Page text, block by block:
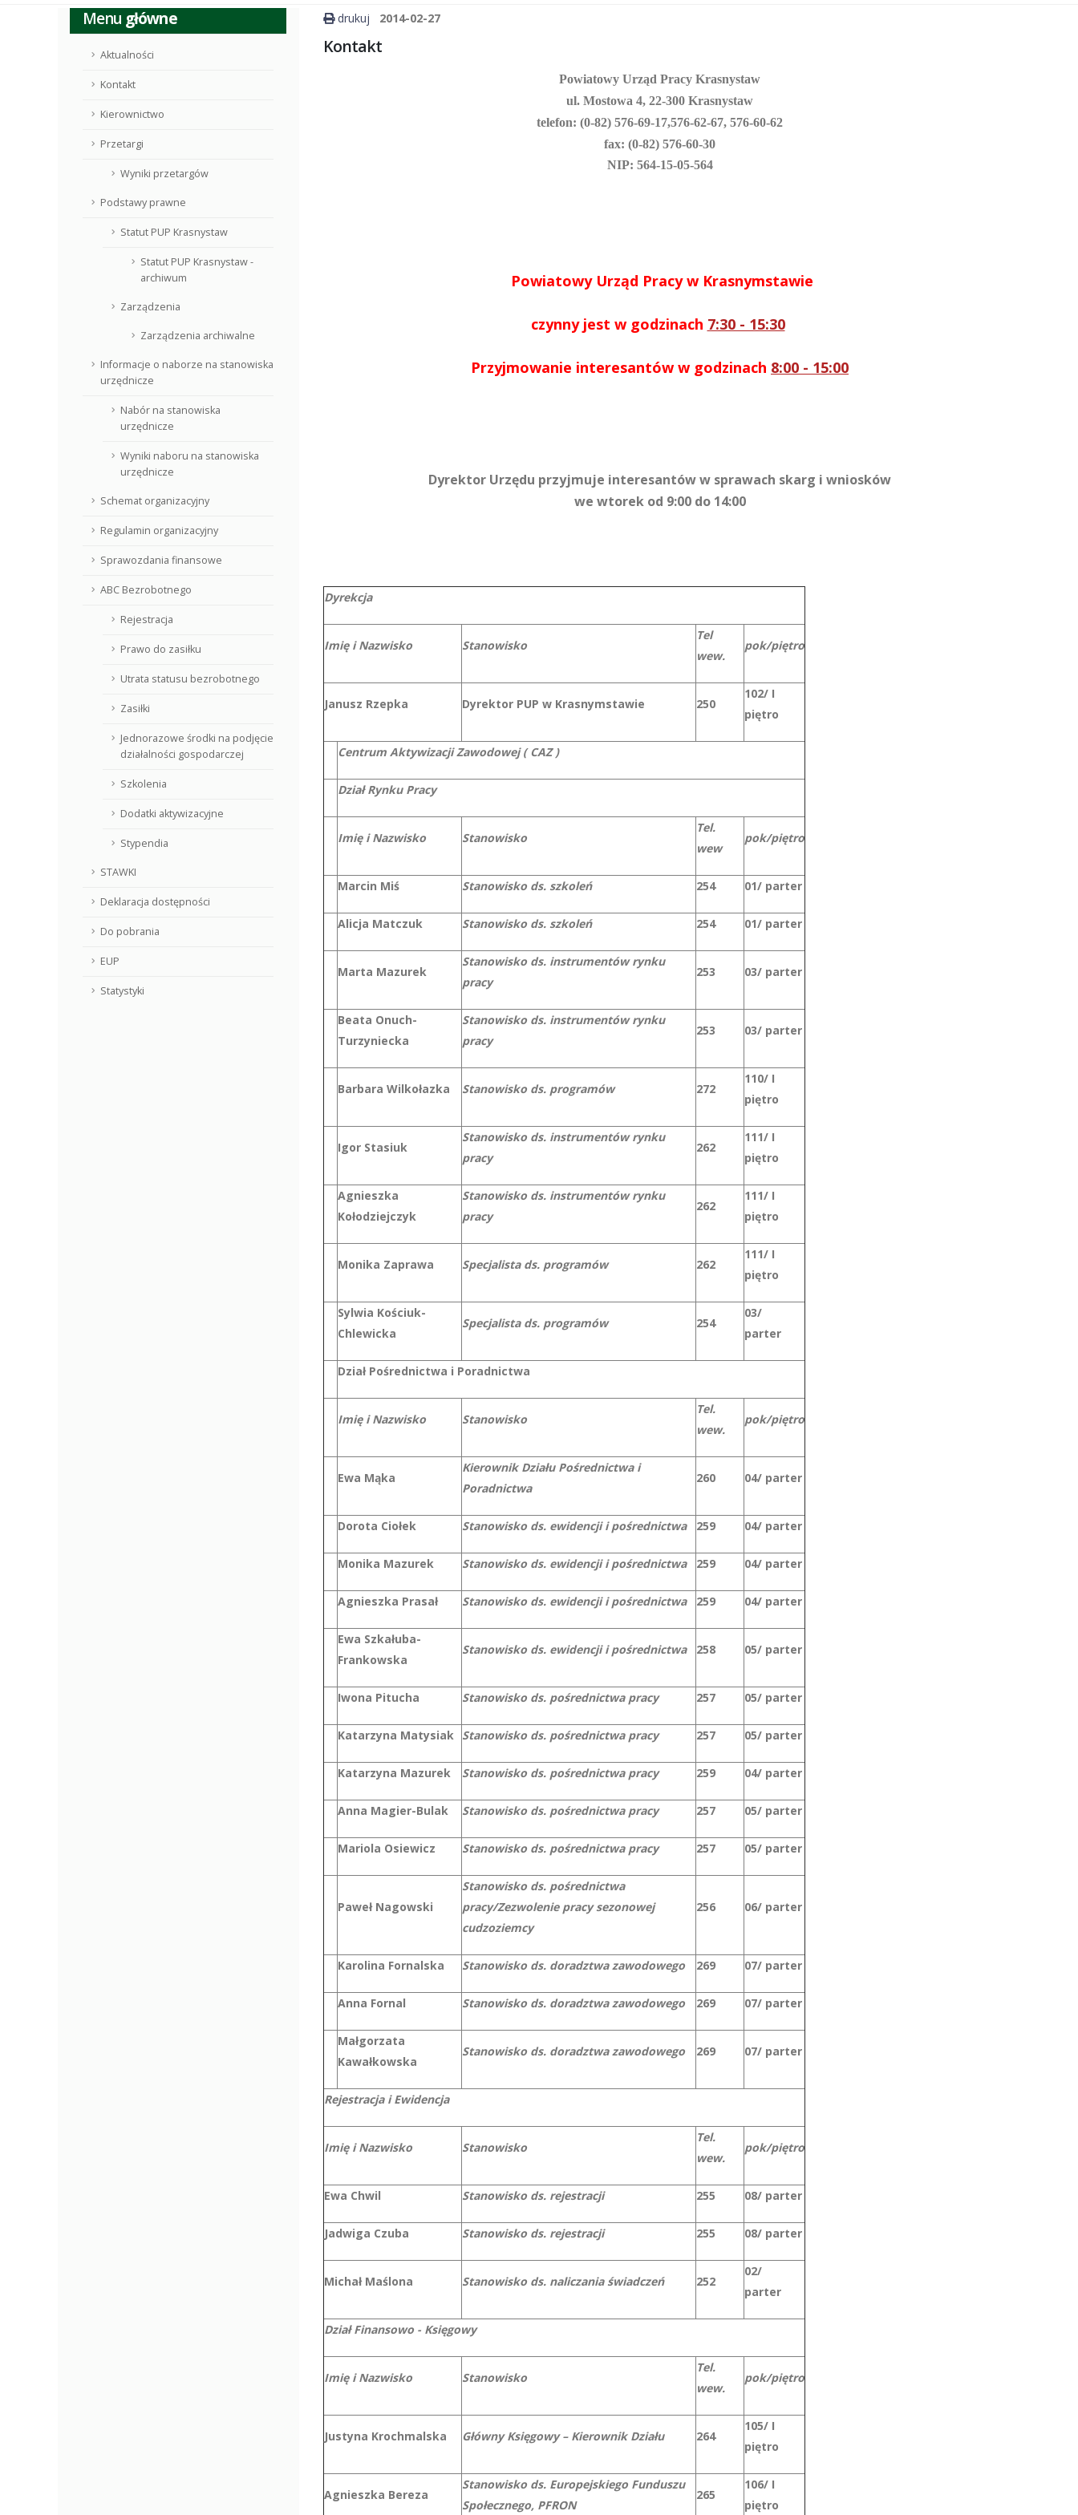
Menu główne
Aktualności
Kontakt
Kierownictwo
Przetargi
Wyniki przetargów
Podstawy prawne
Statut PUP Krasnystaw
Statut PUP Krasnystaw -
archiwum
Zarządzenia
Zarządzenia archiwalne
Informacje o naborze na stanowiska
urzędnicze
Nabór na stanowiska
urzędnicze
Wyniki naboru na stanowiska
urzędnicze
Schemat organizacyjny
Regulamin organizacyjny
Sprawozdania finansowe
ABC Bezrobotnego
Rejestracja
Prawo do zasiłku
Utrata statusu bezrobotnego
Zasiłki
Jednorazowe środki na podjęcie
działalności gospodarczej
Szkolenia
Dodatki aktywizacyjne
Stypendia
STAWKI
Deklaracja dostępności
Do pobrania
EUP
Statystyki
drukuj 2014-02-27
Kontakt
Powiatowy Urząd Pracy Krasnystaw
ul. Mostowa 4, 22-300 Krasnystaw
telefon: (0-82) 576-69-17,576-62-67, 576-60-62
fax: (0-82) 576-60-30
NIP: 564-15-05-564
Powiatowy Urząd Pracy w Krasnymstawie
czynny jest w godzinach 7:30 - 15:30
Przyjmowanie interesantów w godzinach 8:00 - 15:00
Dyrektor Urzędu przyjmuje interesantów w sprawach skarg i wniosków
we wtorek od 9:00 do 14:00
Dyrekcja
Imię i Nazwisko Stanowisko
Tel
wew.
pok/piętro
Janusz Rzepka Dyrektor PUP w Krasnymstawie 250
102/ I
piętro
Centrum Aktywizacji Zawodowej ( CAZ )
Dział Rynku Pracy
Imię i Nazwisko Stanowisko
Tel.
wew
pok/piętro
Marcin Miś Stanowisko ds. szkoleń 254 01/ parter
Alicja Matczuk Stanowisko ds. szkoleń 254 01/ parter
Marta Mazurek
Stanowisko ds. instrumentów rynku
pracy
253 03/ parter
Beata Onuch-
Turzyniecka
Stanowisko ds. instrumentów rynku
pracy
253 03/ parter
Barbara Wilkołazka Stanowisko ds. programów 272
110/ I
piętro
Igor Stasiuk
Stanowisko ds. instrumentów rynku
pracy
262
111/ I
piętro
Agnieszka
Kołodziejczyk
Stanowisko ds. instrumentów rynku
pracy
262
111/ I
piętro
Monika Zaprawa Specjalista ds. programów 262
111/ I
piętro
Sylwia Kościuk-
Chlewicka
Specjalista ds. programów 254
03/
parter
Dział Pośrednictwa i Poradnictwa
Imię i Nazwisko Stanowisko
Tel.
wew.
pok/piętro
Ewa Mąka
Kierownik Działu Pośrednictwa i
Poradnictwa
260 04/ parter
Dorota Ciołek Stanowisko ds. ewidencji i pośrednictwa 259 04/ parter
Monika Mazurek Stanowisko ds. ewidencji i pośrednictwa 259 04/ parter
Agnieszka Prasał Stanowisko ds. ewidencji i pośrednictwa 259 04/ parter
Ewa Szkałuba-
Frankowska
Stanowisko ds. ewidencji i pośrednictwa 258 05/ parter
Iwona Pitucha Stanowisko ds. pośrednictwa pracy 257 05/ parter
Katarzyna Matysiak Stanowisko ds. pośrednictwa pracy 257 05/ parter
Katarzyna Mazurek Stanowisko ds. pośrednictwa pracy 259 04/ parter
Anna Magier-Bulak Stanowisko ds. pośrednictwa pracy 257 05/ parter
Mariola Osiewicz Stanowisko ds. pośrednictwa pracy 257 05/ parter
Paweł Nagowski
Stanowisko ds. pośrednictwa
pracy/Zezwolenie pracy sezonowej
cudzoziemcy
256 06/ parter
Karolina Fornalska Stanowisko ds. doradztwa zawodowego 269 07/ parter
Anna Fornal Stanowisko ds. doradztwa zawodowego 269 07/ parter
Małgorzata
Kawałkowska
Stanowisko ds. doradztwa zawodowego 269 07/ parter
Rejestracja i Ewidencja
Imię i Nazwisko Stanowisko
Tel.
wew.
pok/piętro
Ewa Chwil Stanowisko ds. rejestracji 255 08/ parter
Jadwiga Czuba Stanowisko ds. rejestracji 255 08/ parter
Michał Maślona Stanowisko ds. naliczania świadczeń 252
02/
parter
Dział Finansowo - Księgowy
Imię i Nazwisko Stanowisko
Tel.
wew.
pok/piętro
Justyna Krochmalska Główny Księgowy – Kierownik Działu 264
105/ I
piętro
Agnieszka Bereza
Stanowisko ds. Europejskiego Funduszu
Społecznego, PFRON
265
106/ I
piętro